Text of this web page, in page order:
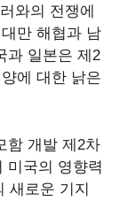
와의 전쟁에
만 해협과 남
과 일본은 제2
에 대한 낡은
함 개발 제2차
미국의 영향력
새로운 기지